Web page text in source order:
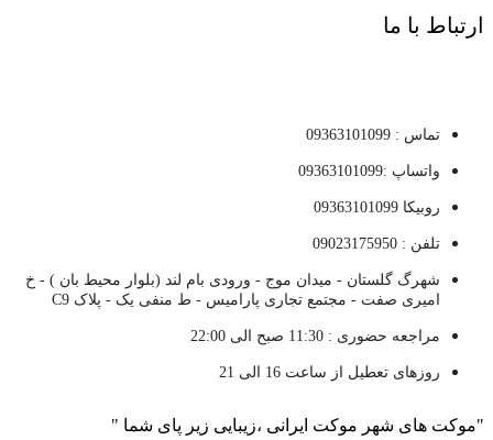
ارتباط با ما
تماس : 09363101099
واتساپ :09363101099
روبیکا 09363101099
تلفن : 09023175950
شهرگ گلستان - میدان موج - ورودی بام لند (بلوار محیط بان ) - خ
امیری صفت - مجتمع تجاری پارامیس - ط منفی یک - پلاک C9
مراجعه حضوری : 11:30 صبح الی 22:00
روزهای تعطیل از ساعت 16 الی 21
"موکت های شهر موکت ایرانی ،زیبایی زیر پای شما "